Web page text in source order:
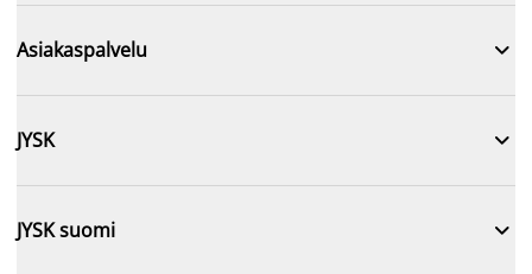
Asiakaspalvelu 
JYSK 
JYSK suomi 